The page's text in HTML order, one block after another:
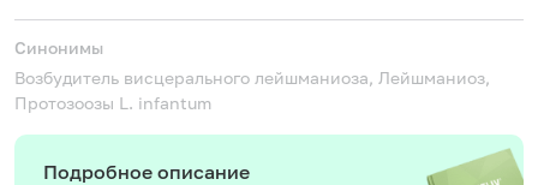
Синонимы
Возбудитель висцерального лейшманиоза, Лейшманиоз,
Протозоозы L. infantum
Подробное описание